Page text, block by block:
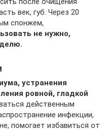
век, губ. Через 20
спонжем,
не нужно,
устранения
ровной, гладкой
действенным
инфекции,
помогает избавиться от